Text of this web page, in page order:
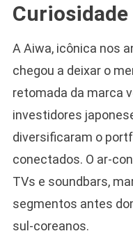
Curiosidade
A Aiwa, icônica nos
chegou a deixar o
retomada da marca
investidores
diversificaram o
conectados. O ar-
TVs e soundbars,
segmentos antes
sul-coreanos.